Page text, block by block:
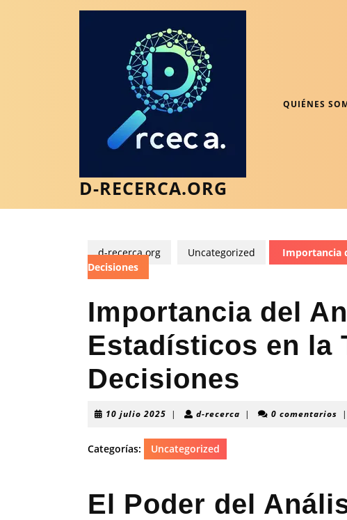
D-RECERCA.ORG
QUIÉNES
d-recerca.org Uncategorized
Importancia
Decisiones
Importancia del
Estadísticos en la
Decisiones
10 julio 2025 10
2025
| d-recerca d-| 0 comentarios |
Categorías: Uncategorized
El Poder del